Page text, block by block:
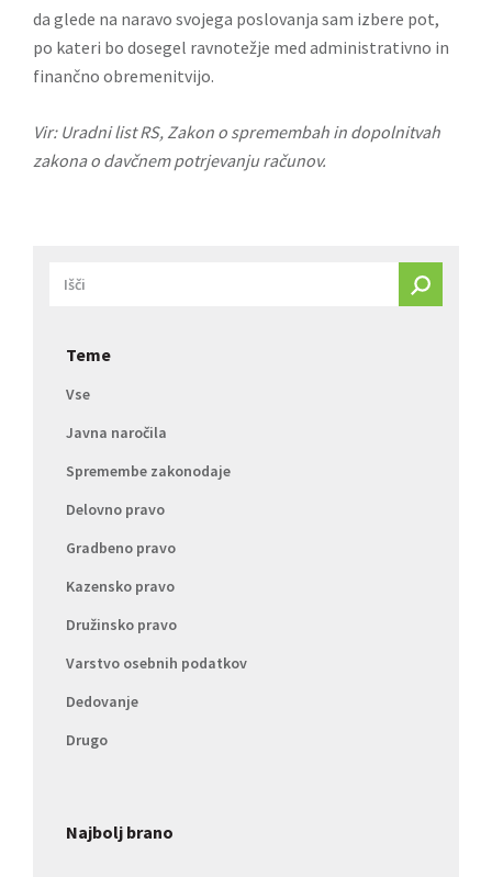
da glede na naravo svojega poslovanja sam izbere pot,
po kateri bo dosegel ravnotežje med administrativno in
finančno obremenitvijo.
Vir: Uradni list RS, Zakon o spremembah in dopolnitvah
zakona o davčnem potrjevanju računov.
Teme
Vse
Javna naročila
Spremembe zakonodaje
Delovno pravo
Gradbeno pravo
Kazensko pravo
Družinsko pravo
Varstvo osebnih podatkov
Dedovanje
Drugo
Najbolj brano